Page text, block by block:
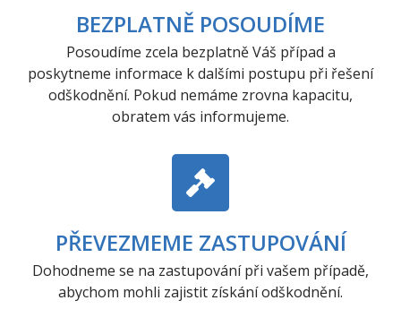
BEZPLATNĚ POSOUDÍME
Posoudíme zcela bezplatně Váš případ a
poskytneme informace k dalšími postupu při řešení
odškodnění. Pokud nemáme zrovna kapacitu,
obratem vás informujeme.
PŘEVEZMEME ZASTUPOVÁNÍ
Dohodneme se na zastupování při vašem případě,
abychom mohli zajistit získání odškodnění.